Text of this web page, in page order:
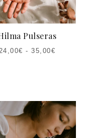
Pulseras
€ -35,00€